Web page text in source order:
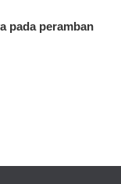
pada peramban